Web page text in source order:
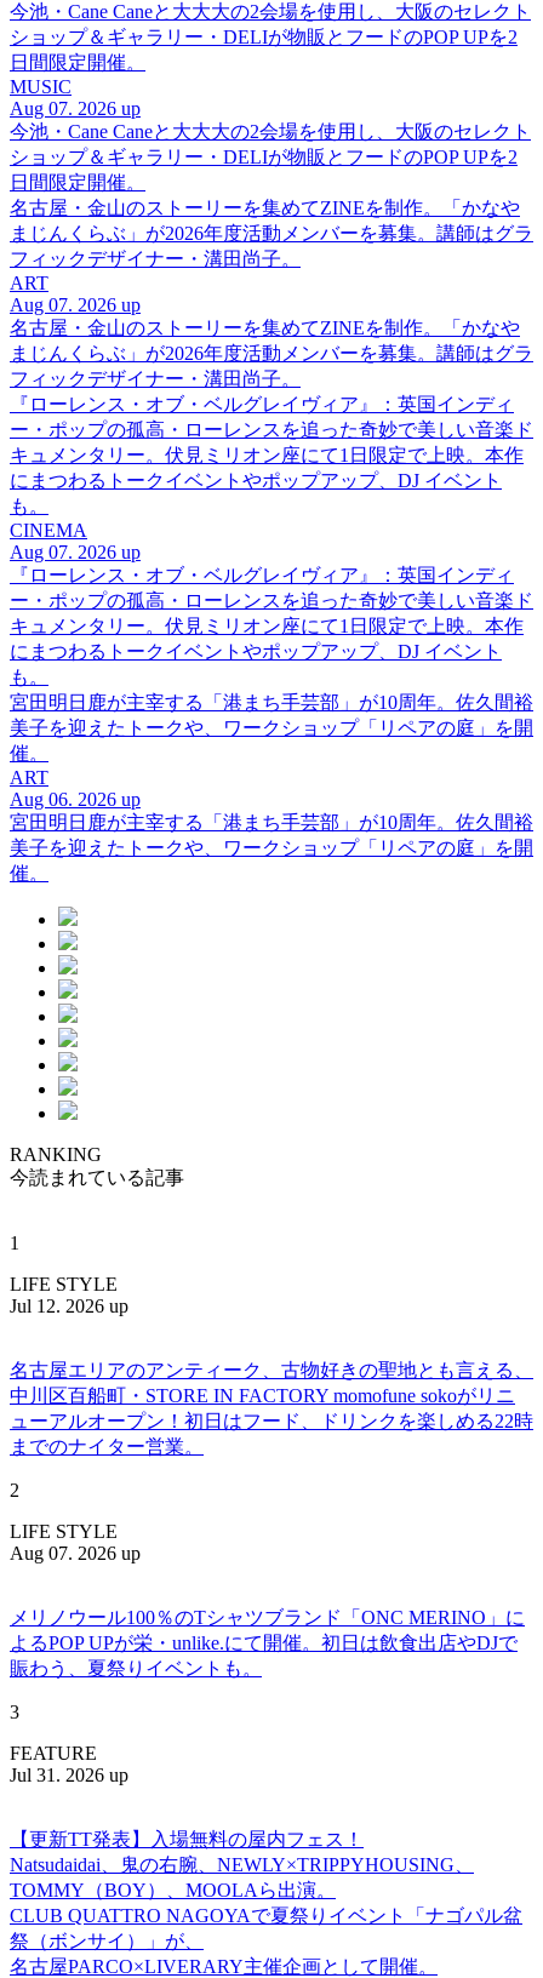
今池・Cane Caneと大大大の2会場を使用し、大阪のセレクト
ショップ＆ギャラリー・DELIが物販とフードのPOP UPを2
日間限定開催。
MUSIC
Aug 07. 2026 up
今池・Cane Caneと大大大の2会場を使用し、大阪のセレクト
ショップ＆ギャラリー・DELIが物販とフードのPOP UPを2
日間限定開催。
名古屋・金山のストーリーを集めてZINEを制作。「かなや
まじんくらぶ」が2026年度活動メンバーを募集。講師はグラ
フィックデザイナー・溝田尚子。
ART
Aug 07. 2026 up
名古屋・金山のストーリーを集めてZINEを制作。「かなや
まじんくらぶ」が2026年度活動メンバーを募集。講師はグラ
フィックデザイナー・溝田尚子。
『ローレンス・オブ・ベルグレイヴィア』：英国インディ
ー・ポップの孤高・ローレンスを追った奇妙で美しい音楽ド
キュメンタリー。伏見ミリオン座にて1日限定で上映。本作
にまつわるトークイベントやポップアップ、DJ イベント
も。
CINEMA
Aug 07. 2026 up
『ローレンス・オブ・ベルグレイヴィア』：英国インディ
ー・ポップの孤高・ローレンスを追った奇妙で美しい音楽ド
キュメンタリー。伏見ミリオン座にて1日限定で上映。本作
にまつわるトークイベントやポップアップ、DJ イベント
も。
宮田明日鹿が主宰する「港まち手芸部」が10周年。佐久間裕
美子を迎えたトークや、ワークショップ「リペアの庭」を開
催。
ART
Aug 06. 2026 up
宮田明日鹿が主宰する「港まち手芸部」が10周年。佐久間裕
美子を迎えたトークや、ワークショップ「リペアの庭」を開
催。
RANKING
今読まれている記事
1
LIFE STYLE
Jul 12. 2026 up
名古屋エリアのアンティーク、古物好きの聖地とも言える、
中川区百船町・STORE IN FACTORY momofune sokoがリニ
ューアルオープン！初日はフード、ドリンクを楽しめる22時
までのナイター営業。
2
LIFE STYLE
Aug 07. 2026 up
メリノウール100％のTシャツブランド「ONC MERINO」に
よるPOP UPが栄・unlike.にて開催。初日は飲食出店やDJで
賑わう、夏祭りイベントも。
3
FEATURE
Jul 31. 2026 up
【更新TT発表】入場無料の屋内フェス！
Natsudaidai、鬼の右腕、NEWLY×TRIPPYHOUSING、
TOMMY（BOY）、MOOLAら出演。
CLUB QUATTRO NAGOYAで夏祭りイベント「ナゴパル盆
祭（ボンサイ）」が、
名古屋PARCO×LIVERARY主催企画として開催。